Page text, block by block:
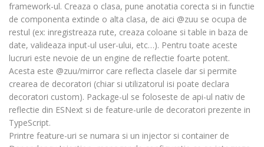
framework-ul. Creaza o clasa, pune anotatia corecta si in functie
de componenta extinde o alta clasa, de aici @zuu se ocupa de
restul (ex: inregistreaza rute, creaza coloane si table in baza de
date, valideaza input-ul user-ului, etc…). Pentru toate aceste
lucruri este nevoie de un engine de reflectie foarte potent.
Acesta este @zuu/mirror care reflecta clasele dar si permite
crearea de decoratori (chiar si utilizatorul isi poate declara
decoratori custom). Package-ul se foloseste de api-ul nativ de
reflectie din ESNext si de feature-urile de decoratori prezente in
TypeScript.
Printre feature-uri se numara si un injector si container de